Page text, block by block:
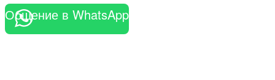
Общение в WhatsApp